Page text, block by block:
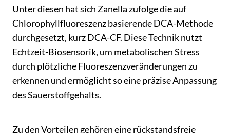
Unter diesen hat sich Zanella zufolge die auf
Chlorophyllfluoreszenz basierende DCA-Methode
durchgesetzt, kurz DCA-CF. Diese Technik nutzt
Echtzeit-Biosensorik, um metabolischen Stress
durch plötzliche Fluoreszenzveränderungen zu
erkennen und ermöglicht so eine präzise Anpassung
des Sauerstoffgehalts.
Zu den Vorteilen gehören eine rückstandsfreie